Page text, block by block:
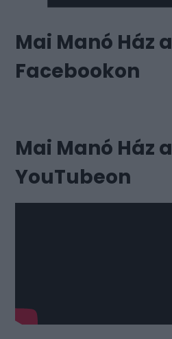
Mai Manó Ház a
Facebookon
Mai Manó Ház a
YouTubeon